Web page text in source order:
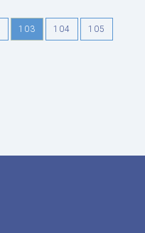
103 104 105